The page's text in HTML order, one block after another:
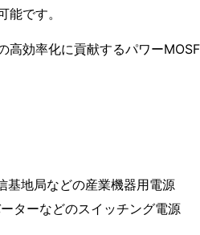
能です。
高効率化に貢献するパワー
基地局などの産業機器用電源
ターなどのスイッチング電源